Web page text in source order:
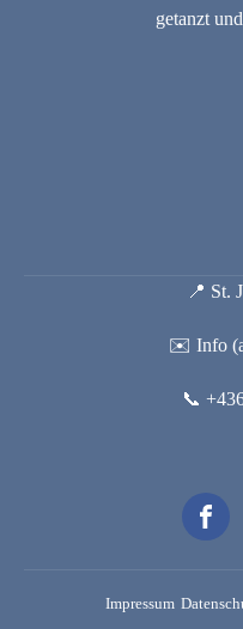
getanzt
📍 St.
✉️ Info
📞
Impressum